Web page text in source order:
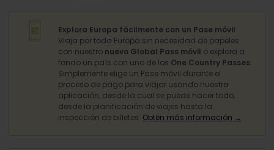
Explora Europa fácilmente con un Pase móvil
Viaja por toda Europa sin necesidad de papeles
con nuestro nuevo Global Pass móvil o explora a
fondo un país con uno de los One Country Passes.
Simplemente elige un Pase móvil durante el
proceso de pago para viajar usando nuestra
aplicación, desde la cual se puede hacer todo,
desde la planificación de viajes hasta la
inspección de billetes. Obtén más información →